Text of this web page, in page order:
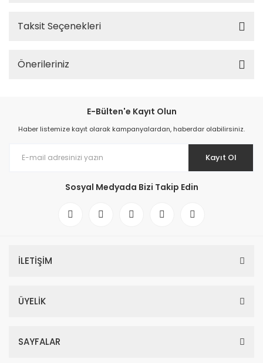
Taksit Seçenekleri
Önerileriniz
E-Bülten'e Kayıt Olun
Haber listemize kayıt olarak kampanyalardan, haberdar olabilirsiniz.
Kayıt Ol
Sosyal Medyada Bizi Takip Edin
İLETİŞİM
ÜYELİK
SAYFALAR